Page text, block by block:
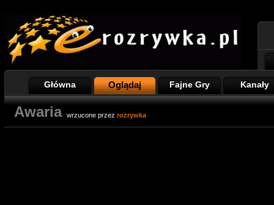
Główna Oglądaj Fajne Gry Kanały
Awaria wrzucone przez rozrywka